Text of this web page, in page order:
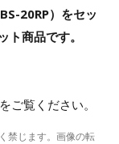
20RP）をセッ
ト商品です。
をご覧ください。
禁じます。画像の転